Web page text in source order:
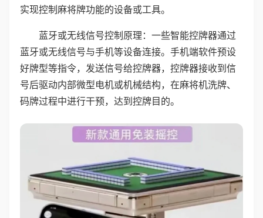
实现控制麻将牌功能的设备或工具。
蓝牙或无线信号控制原理：一些智能控牌器通过
蓝牙或无线信号与手机等设备连接。手机端软件预设
好牌型等指令，发送信号给控牌器，控牌器接收到信
号后驱动内部微型电机或机械结构，在麻将机洗牌、
码牌过程中进行干预，达到控牌目的。